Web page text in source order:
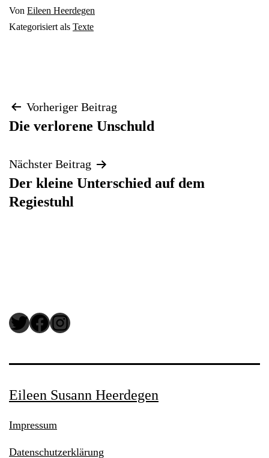
Von Eileen Heerdegen
Kategorisiert als Texte
Beitragsnavigation
Vorheriger Beitrag
Die verlorene Unschuld
Nächster Beitrag
Der kleine Unterschied auf dem
Regiestuhl
Twitter
Facebook
Instagram
Eileen Susann Heerdegen
Impressum
Datenschutzerklärung